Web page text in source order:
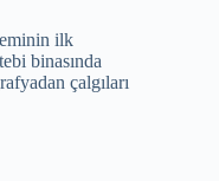
ilk
binasında
çalgıları